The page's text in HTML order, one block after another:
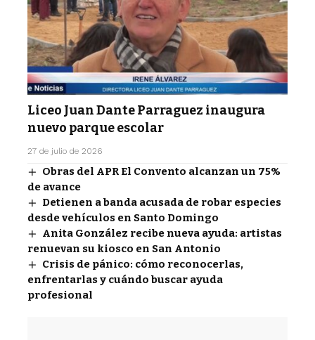
Liceo Juan Dante Parraguez inaugura
nuevo parque escolar
27 de julio de 2026
Obras del APR El Convento alcanzan un 75%
de avance
Detienen a banda acusada de robar especies
desde vehículos en Santo Domingo
Anita González recibe nueva ayuda: artistas
renuevan su kiosco en San Antonio
Crisis de pánico: cómo reconocerlas,
enfrentarlas y cuándo buscar ayuda
profesional